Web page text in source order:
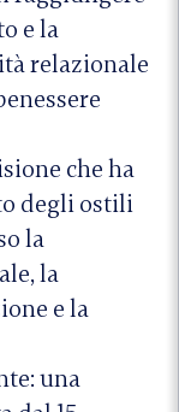
e la
relazionale
che ha
degli ostili
la
la
e la
una